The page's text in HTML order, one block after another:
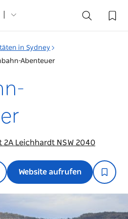
in Sydney
Abenteuer
2A Leichhardt NSW 2040
Website aufrufen